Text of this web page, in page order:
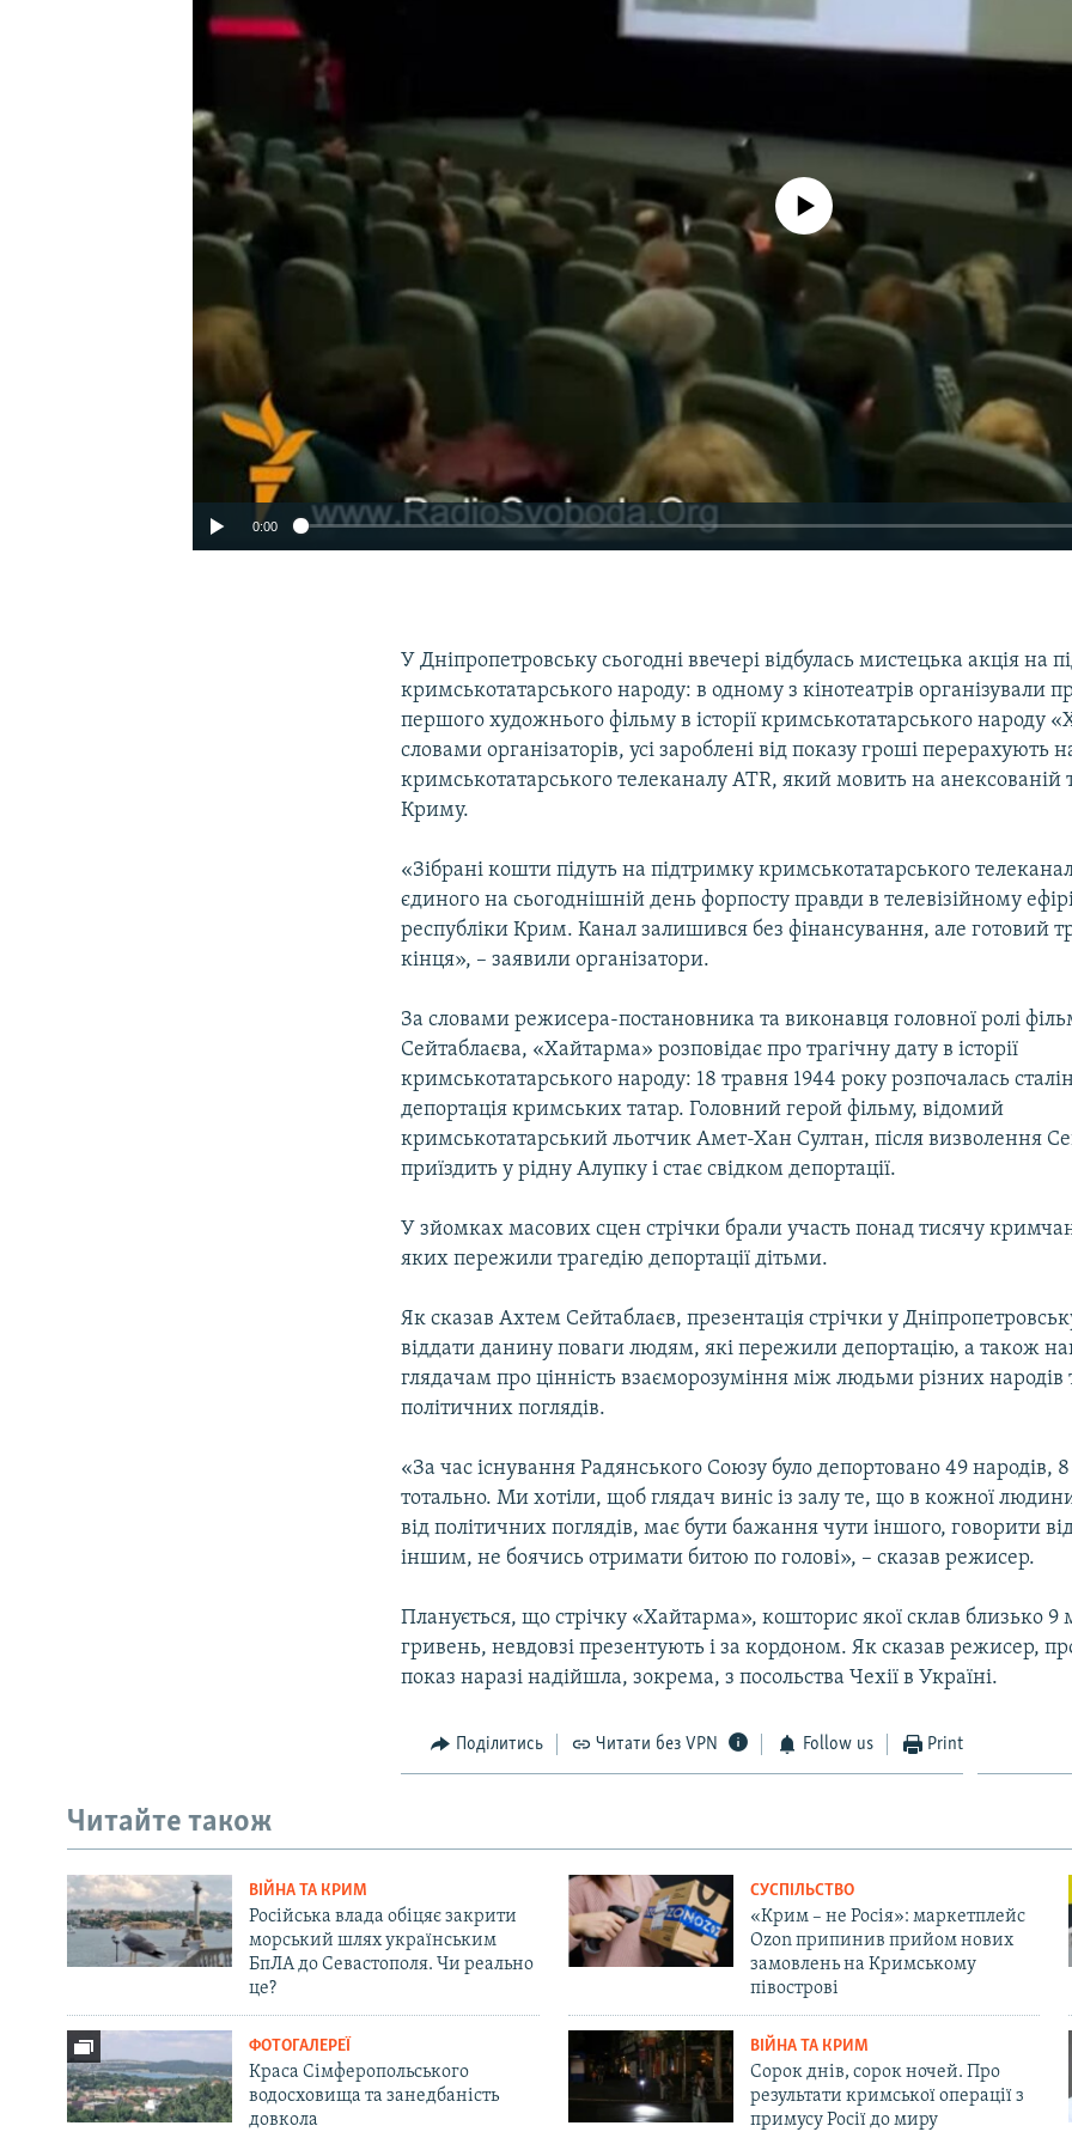
No media source currently available
0:00
У Дніпропетровську сьогодні ввечері відбулась мистецька акція на
кримськотатарського народу: в одному з кінотеатрів організували
першого художнього фільму в історії кримськотатарського народу
словами організаторів, усі зароблені від показу гроші перерахують
кримськотатарського телеканалу ATR, який мовить на анексованій
Криму.
«Зібрані кошти підуть на підтримку кримськотатарського
єдиного на сьогоднішній день форпосту правди в телевізійному
республіки Крим. Канал залишився без фінансування, але готовий
кінця», – заявили організатори.
За словами режисера-постановника та виконавця головної ролі
Сейтаблаєва, «Хайтарма» розповідає про трагічну дату в історії
кримськотатарського народу: 18 травня 1944 року розпочалась
депортація кримських татар. Головний герой фільму, відомий
кримськотатарський льотчик Амет-Хан Султан, після визволення
приїздить у рідну Алупку і стає свідком депортації.
У зйомках масових сцен стрічки брали участь понад тисячу
яких пережили трагедію депортації дітьми.
Як сказав Ахтем Сейтаблаєв, презентація стрічки у
віддати данину поваги людям, які пережили депортацію, а також
глядачам про цінність взаєморозуміння між людьми різних народів
політичних поглядів.
«За час існування Радянського Союзу було депортовано 49 народів,
тотально. Ми хотіли, щоб глядач виніс із залу те, що в кожної
від політичних поглядів, має бути бажання чути іншого, говорити
іншим, не боячись отримати битою по голові», – сказав режисер.
Планується, що стрічку «Хайтарма», кошторис якої склав близько 9
гривень, невдовзі презентують і за кордоном. Як сказав режисер,
показ наразі надійшла, зокрема, з посольства Чехії в Україні.
Поділитись Читати без VPN Follow us Print
Читайте також
ВІЙНА ТА КРИМ
Російська влада обіцяє закрити
морський шлях українським
БпЛА до Севастополя. Чи реально
це?
СУСПІЛЬСТВО
«Крим – не Росія»: маркетплейс
Ozon припинив прийом нових
замовлень на Кримському
півострові
ФОТОГАЛЕРЕЇ
Краса Сімферопольського
водосховища та занедбаність
довкола
ВІЙНА ТА КРИМ
Сорок днів, сорок ночей. Про
результати кримської операції з
примусу Росії до миру